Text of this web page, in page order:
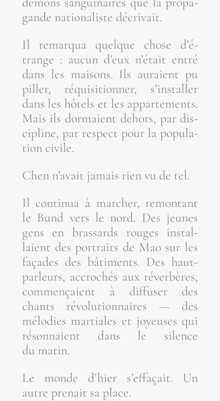
gande natio­na­liste décrivait.
Il remar­qua quelque chose d’é­
trange : aucun d’eux n’é­tait entré
dans les mai­sons. Ils auraient pu
piller, réqui­si­tion­ner, s’ins­tal­ler
dans les hôtels et les appar­te­ments.
Mais ils dor­maient dehors, par dis­
ci­pline, par res­pect pour la popu­la­
tion civile.
Chen n’a­vait jamais rien vu de tel.
Il conti­nua à mar­cher, remon­tant
le Bund vers le nord. Des jeunes
gens en bras­sards rouges ins­tal­
laient des por­traits de Mao sur les
façades des bâti­ments. Des haut-
par­leurs, accro­chés aux réver­bères,
com­men­çaient à dif­fu­ser des
chants révo­lu­tion­naires — des
mélo­dies mar­tiales et joyeuses qui
réson­naient dans le silence
du matin.
Le monde d’hier s’ef­fa­çait. Un
autre pre­nait sa place.